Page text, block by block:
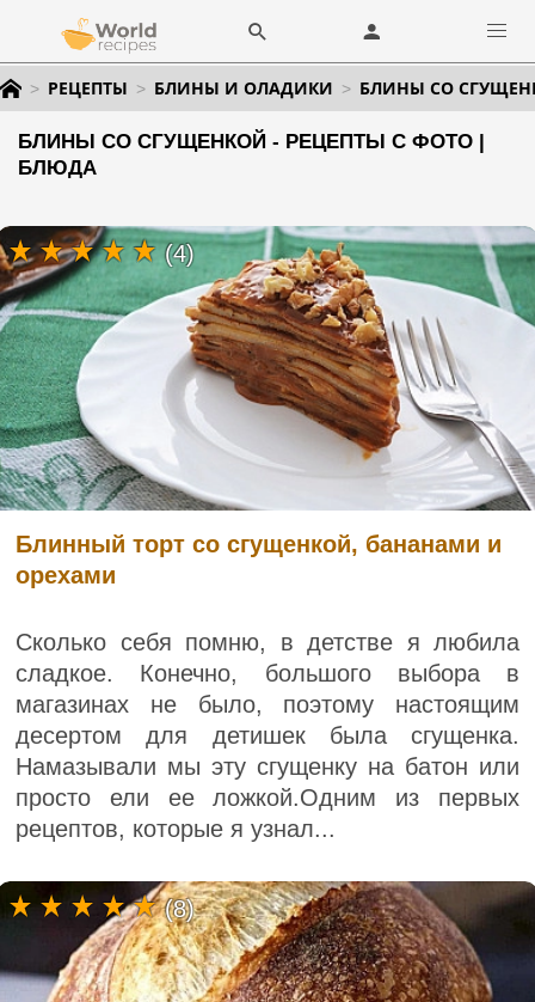
РЕЦЕПТЫ БЛИНЫ И ОЛАДИКИ БЛИНЫ СО
БЛИНЫ СО СГУЩЕНКОЙ - РЕЦЕПТЫ С ФОТО |
БЛЮДА
Блинный торт со сгущенкой, бананами и
орехами
Сколько себя помню, в детстве я любила
сладкое. Конечно, большого выбора в
магазинах не было, поэтому настоящим
десертом для детишек была сгущенка.
Намазывали мы эту сгущенку на батон или
просто ели ее ложкой.Одним из первых
рецептов, которые я узнал...
(4)
(8)